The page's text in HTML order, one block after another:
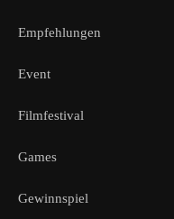
Empfehlungen
Event
Filmfestival
Games
Gewinnspiel